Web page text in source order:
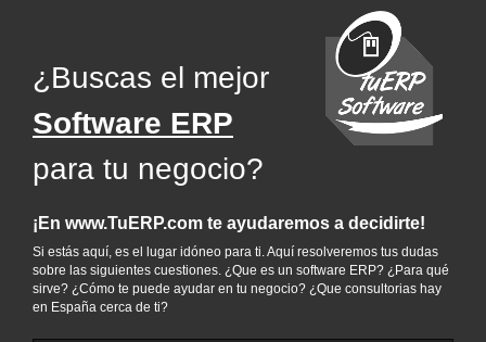
¿Buscas el mejor
Software ERP
para tu negocio?
¡En www.TuERP.com te ayudaremos a decidirte!
Si estás aquí, es el lugar idóneo para ti. Aquí resolveremos tus dudas
sobre las siguientes cuestiones. ¿Que es un software ERP? ¿Para qué
sirve? ¿Cómo te puede ayudar en tu negocio? ¿Que consultorias hay
en España cerca de ti?